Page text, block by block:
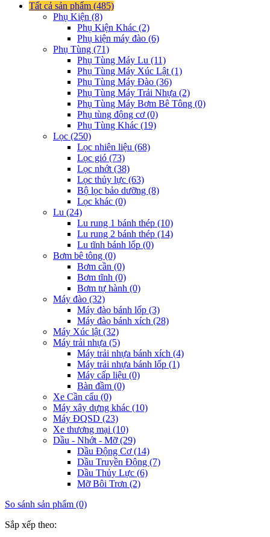
Tất cả sản phẩm (485)
Phụ Kiện (8)
Phụ Kiện Khác (2)
Phụ kiện máy đào (6)
Phụ Tùng (71)
Phụ Tùng Máy Lu (11)
Phụ Tùng Máy Xúc Lật (1)
Phụ Tùng Máy Đào (36)
Phụ Tùng Máy Trải Nhựa (2)
Phụ Tùng Máy Bơm Bê Tông (0)
Phụ tùng động cơ (0)
Phụ Tùng Khác (19)
Lọc (250)
Lọc nhiên liệu (68)
Lọc gió (73)
Lọc nhớt (38)
Lọc thủy lực (63)
Bộ lọc bảo dưỡng (8)
Lọc khác (0)
Lu (24)
Lu rung 1 bánh thép (10)
Lu rung 2 bánh thép (14)
Lu tĩnh bánh lốp (0)
Bơm bê tông (0)
Bơm cần (0)
Bơm tĩnh (0)
Bơm tự hành (0)
Máy đào (32)
Máy đào bánh lốp (3)
Máy đào bánh xích (28)
Máy Xúc lật (32)
Máy trải nhựa (5)
Máy trải nhựa bánh xích (4)
Máy trải nhựa bánh lốp (1)
Máy cấp liệu (0)
Bàn đầm (0)
Xe Cần cẩu (0)
Máy xây dựng khác (10)
Máy ĐQSD (23)
Xe thương mại (10)
Dầu - Nhớt - Mỡ (29)
Dầu Động Cơ (14)
Dầu Truyền Động (7)
Dầu Thủy Lực (6)
Mỡ Bôi Trơn (2)
So sánh sản phẩm (0)
Sắp xếp theo: